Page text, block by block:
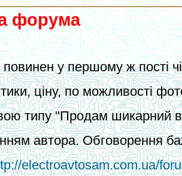
форума
у першому ж пості
ціну, по можливості
типу "Продам шикарний
автора. Обговорення
electroavtosam.com.ua/